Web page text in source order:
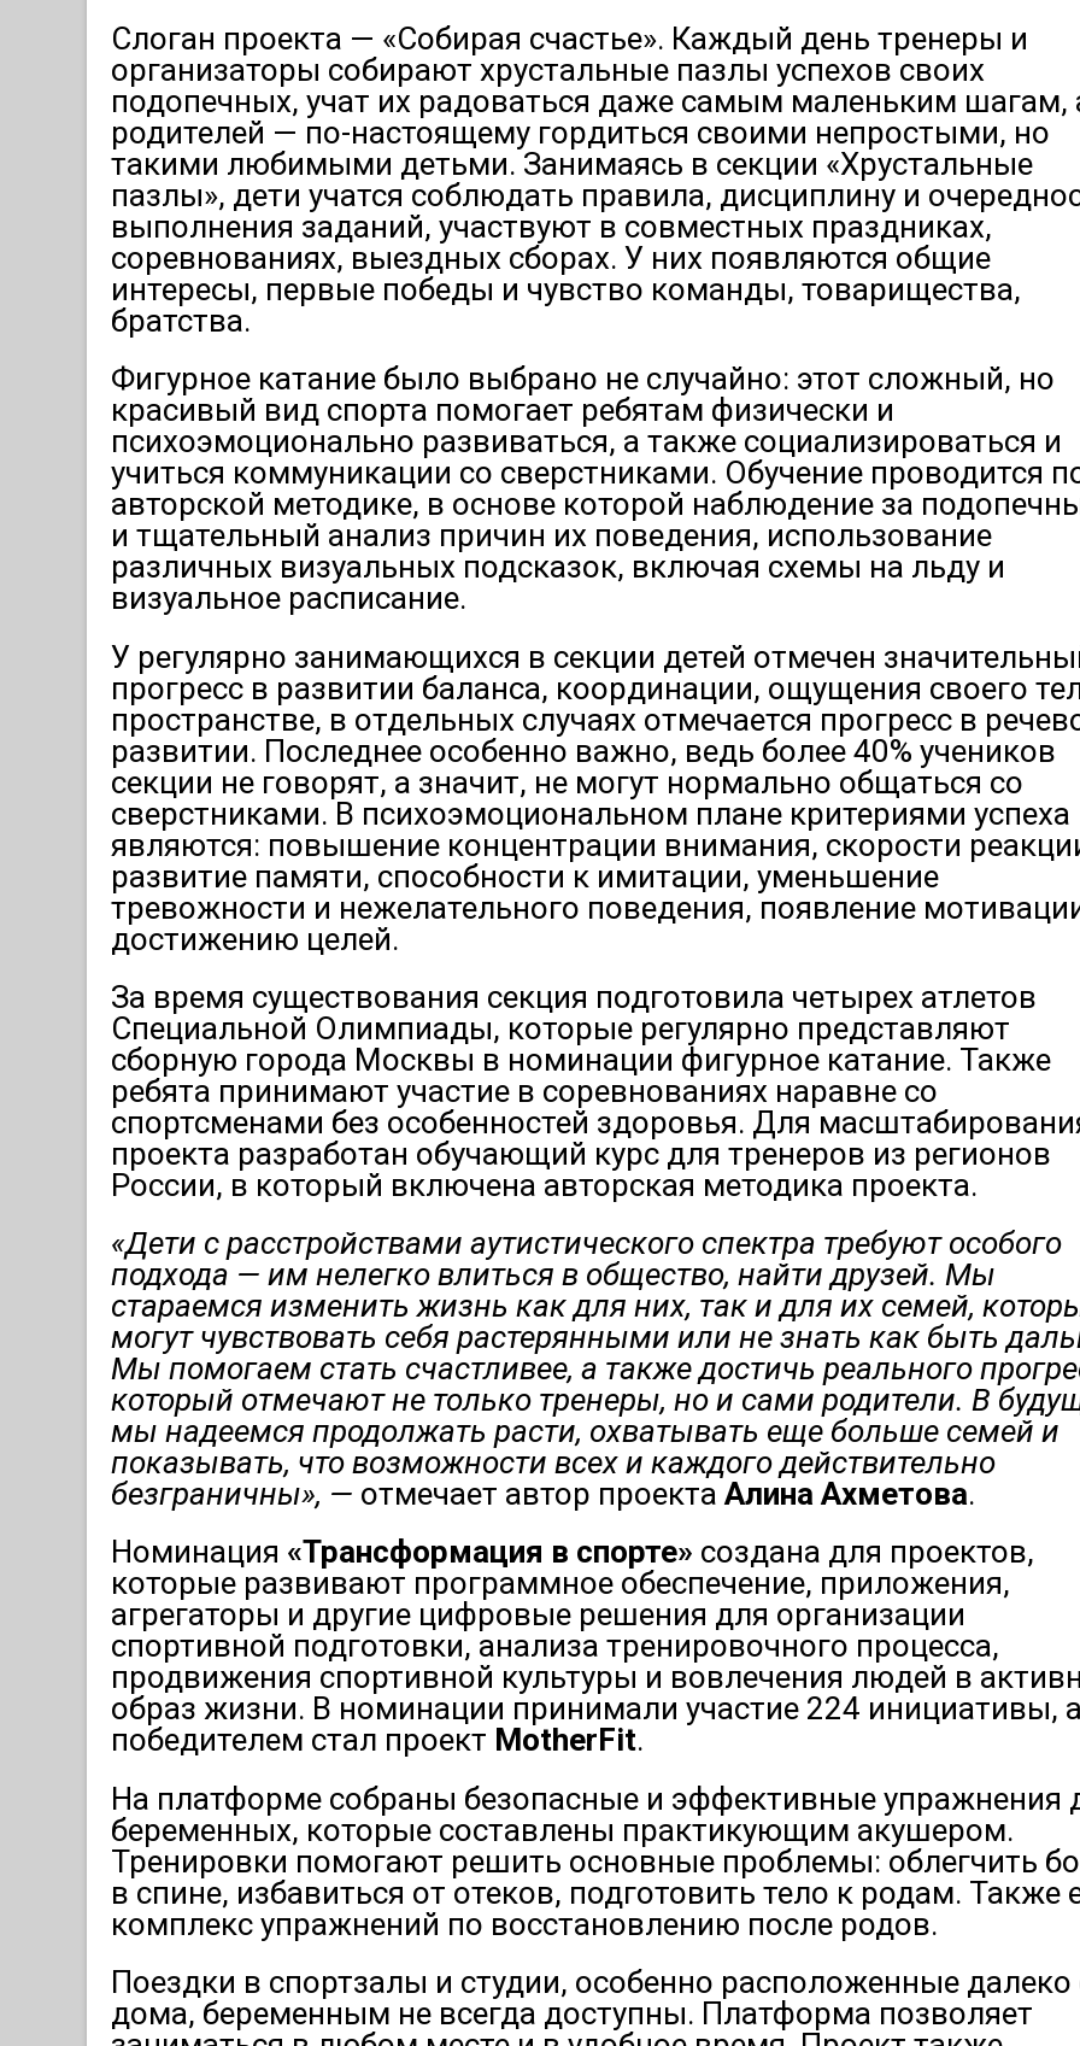
Слоган проекта — «Собирая счастье». Каждый день тренеры и
организаторы собирают хрустальные пазлы успехов своих
подопечных, учат их радоваться даже самым маленьким шагам,
родителей — по-настоящему гордиться своими непростыми, но
такими любимыми детьми. Занимаясь в секции «Хрустальные
пазлы», дети учатся соблюдать правила, дисциплину и
выполнения заданий, участвуют в совместных праздниках,
соревнованиях, выездных сборах. У них появляются общие
интересы, первые победы и чувство команды, товарищества,
братства.
Фигурное катание было выбрано не случайно: этот сложный, но
красивый вид спорта помогает ребятам физически и
психоэмоционально развиваться, а также социализироваться и
учиться коммуникации со сверстниками. Обучение проводится
авторской методике, в основе которой наблюдение за
и тщательный анализ причин их поведения, использование
различных визуальных подсказок, включая схемы на льду и
визуальное расписание.
У регулярно занимающихся в секции детей отмечен
прогресс в развитии баланса, координации, ощущения своего
пространстве, в отдельных случаях отмечается прогресс в
развитии. Последнее особенно важно, ведь более 40% учеников
секции не говорят, а значит, не могут нормально общаться со
сверстниками. В психоэмоциональном плане критериями успеха
являются: повышение концентрации внимания, скорости
развитие памяти, способности к имитации, уменьшение
тревожности и нежелательного поведения, появление
достижению целей.
За время существования секция подготовила четырех атлетов
Специальной Олимпиады, которые регулярно представляют
сборную города Москвы в номинации фигурное катание. Также
ребята принимают участие в соревнованиях наравне со
спортсменами без особенностей здоровья. Для
проекта разработан обучающий курс для тренеров из регионов
России, в который включена авторская методика проекта.
«Дети с расстройствами аутистического спектра требуют особого
подхода — им нелегко влиться в общество, найти друзей. Мы
стараемся изменить жизнь как для них, так и для их семей,
могут чувствовать себя растерянными или не знать как быть
Мы помогаем стать счастливее, а также достичь реального
который отмечают не только тренеры, но и сами родители. В
мы надеемся продолжать расти, охватывать еще больше семей и
показывать, что возможности всех и каждого действительно
безграничны», — отмечает автор проектаАлина Ахметова.
Номинация «Трансформация в спорте» создана для проектов,
которые развивают программное обеспечение, приложения,
агрегаторы и другие цифровые решения для организации
спортивной подготовки, анализа тренировочного процесса,
продвижения спортивной культуры и вовлечения людей в
образ жизни. В номинации принимали участие 224 инициативы, а
победителем стал проект MotherFit.
На платформе собраны безопасные и эффективные упражнения
беременных, которые составлены практикующим акушером.
Тренировки помогают решить основные проблемы: облегчить
в спине, избавиться от отеков, подготовить тело к родам. Также
комплекс упражнений по восстановлению после родов.
Поездки в спортзалы и студии, особенно расположенные далеко
дома, беременным не всегда доступны. Платформа позволяет